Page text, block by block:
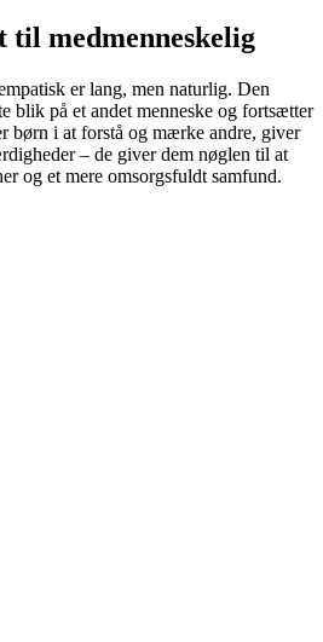
til medmenneskelig
er lang, men naturlig. Den
blik på et andet menneske og fortsætter
børn i at forstå og mærke andre, giver
– de giver dem nøglen til at
og et mere omsorgsfuldt samfund.